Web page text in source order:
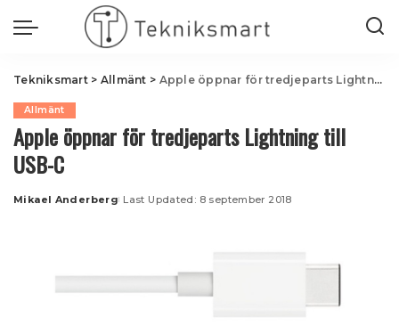
Tekniksmart> Allmänt > Apple öppnar för tredjeparts Lightning till USB-C
Allmänt
Apple öppnar för tredjeparts Lightning till
USB-C
Posted
Mikael Anderberg Last Updated: 8 september 2018